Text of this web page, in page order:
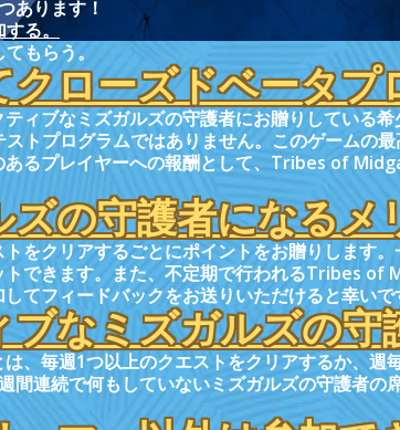
あります！
る。
もらう。
クローズドベータプ
ィブなミズガルズの守護者にお贈りしている
ストプログラムではありません。このゲームの
るプレイヤーへの報酬として、Tribes of
ズの守護者になるメ
をクリアするごとにポイントをお贈りします
できます。また、不定期で行われるTribes of
てフィードバックをお送りいただけると幸いで
ブなミズガルズの守
、毎週1つ以上のクエストをクリアするか、週
間連続で何もしていないミズガルズの守護者の